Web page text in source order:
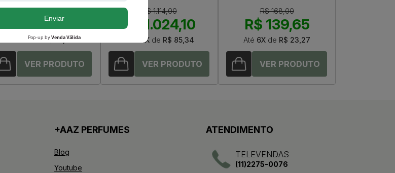
R$ 150,10
7XdeR$ 21,44
R$ 1.114,00
R$ 1.024,10
12X de R$ 85,34
R$ 168,00
R$ 139,65
Até 6X de R$ 23,27
+AAZ PERFUMES
Blog
Youtube
ATENDIMENTO
TELEVENDAS
(11)2275-0076